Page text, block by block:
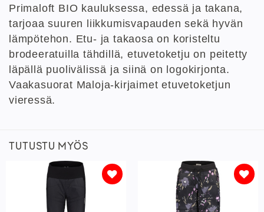
Primaloft BIO kauluksessa, edessä ja takana,
tarjoaa suuren liikkumisvapauden sekä hyvän
lämpötehon. Etu- ja takaosa on koristeltu
brodeeratuilla tähdillä, etuvetoketju on peitetty
läpällä puolivälissä ja siinä on logokirjonta.
Vaakasuorat Maloja-kirjaimet etuvetoketjun
vieressä.
TUTUSTU MYÖS
toivelistaan
Lisää
toivelistaan